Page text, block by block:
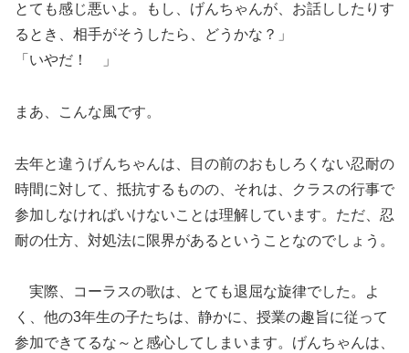
とても感じ悪いよ。もし、げんちゃんが、お話ししたりす
るとき、相手がそうしたら、どうかな？」
「いやだ！ 」
まあ、こんな風です。
去年と違うげんちゃんは、目の前のおもしろくない忍耐の
時間に対して、抵抗するものの、それは、クラスの行事で
参加しなければいけないことは理解しています。ただ、忍
耐の仕方、対処法に限界があるということなのでしょう。
実際、コーラスの歌は、とても退屈な旋律でした。よ
く、他の3年生の子たちは、静かに、授業の趣旨に従って
参加できてるな～と感心してしまいます。げんちゃんは、